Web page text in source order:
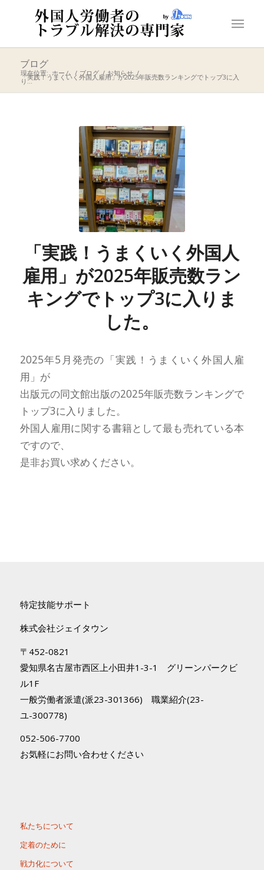
ブログ
現在位置: ホーム / ブログ / お知らせ /
「実践！うまくいく外国人雇用」が2025年販売数ランキングでトップ3に入
り...
「実践！うまくいく外国人
雇用」が2025年販売数ラン
キングでトップ3に入りま
した。
2025年5月発売の「実践！うまくいく外国人雇
用」が
出版元の同文館出版の2025年販売数ランキングで
トップ3に入りました。
外国人雇用に関する書籍として最も売れている本
ですので、
是非お買い求めください。
特定技能サポート
株式会社ジェイタウン
〒452-0821
愛知県名古屋市西区上小田井1-3-1 グリーンパークビ
ル1F
一般労働者派遣(派23-301366) 職業紹介(23-
ユ-300778)
052-506-7700
お気軽にお問い合わせください
私たちについて
定着のために
戦力化について